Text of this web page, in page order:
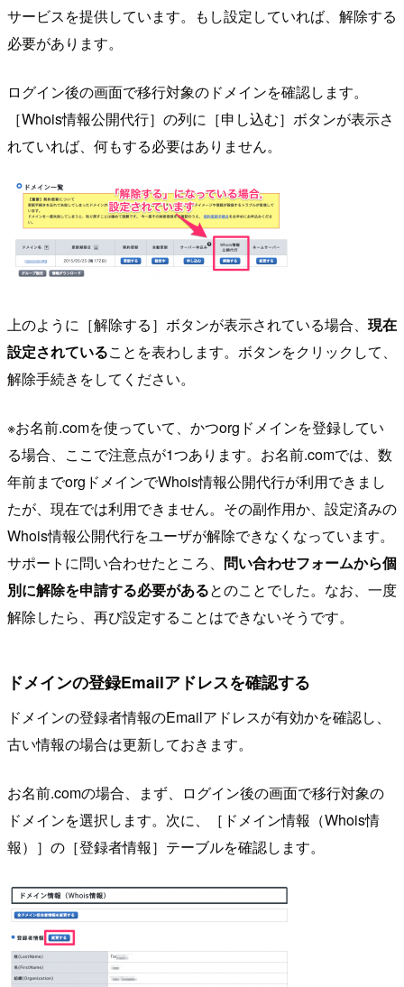
サービスを提供しています。もし設定していれば、解除する
必要があります。
ログイン後の画面で移行対象のドメインを確認します。
［Whois情報公開代行］の列に［申し込む］ボタンが表示さ
れていれば、何もする必要はありません。
上のように［解除する］ボタンが表示されている場合、 現在
設定されていることを表わします。ボタンをクリックして、
解除手続きをしてください。
※お名前.comを使っていて、かつorgドメインを登録してい
る場合、ここで注意点が1つあります。お名前.comでは、数
年前までorgドメインでWhois情報公開代行が利用できまし
たが、現在では利用できません。その副作用か、設定済みの
Whois情報公開代行をユーザが解除できなくなっています。
サポートに問い合わせたところ、 問い合わせフォームから個
別に解除を申請する必要があるとのことでした。なお、一度
解除したら、再び設定することはできないそうです。
ドメインの登録Emailアドレスを確認する
ドメインの登録者情報のEmailアドレスが有効かを確認し、
古い情報の場合は更新しておきます。
お名前.comの場合、まず、ログイン後の画面で移行対象の
ドメインを選択します。次に、［ドメイン情報（Whois情
報）］の［登録者情報］テーブルを確認します。